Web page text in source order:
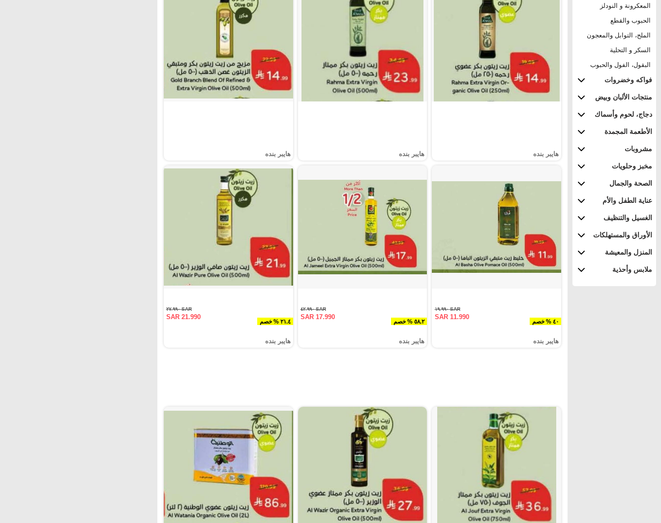
المعكرونة و النودلز
الحبوب والقطع
الملح، التوابل والمعجون
السكر و التحلية
البقول، الفول والحبوب
فواكه وخضروات
منتجات الألبان وبيض
دجاج، لحوم وأسماك
الأطعمة المجمدة
مشروبات
مخبز وحلويات
الصحة والجمال
عناية الطفل والأم
الغسيل والتنظيف
الأوراق والمستهلكات
المنزل والمعيشة
ملابس وأحذية
هايبر بنده هايبر بنده هايبر بنده
٤٠ % خصم
SAR ١٩.٩٩٠
SAR 11.990
هايبر بنده
٥٨.٢ % خصم
SAR ٤٢.٩٩٠
SAR 17.990
هايبر بنده
٢١.٤ % خصم
SAR ٢٧.٩٩٠
SAR 21.990
هايبر بنده